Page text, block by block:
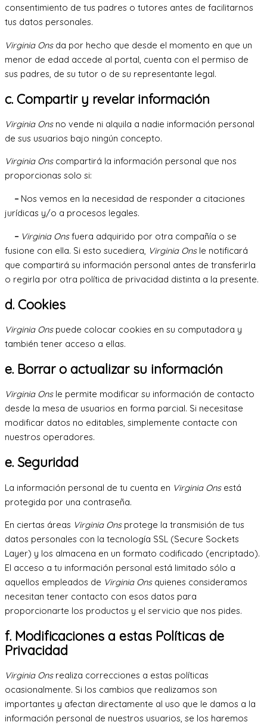
consentimiento de tus padres o tutores antes de facilitarnos
tus datos personales.
Virginia Onsda por hecho que desde el momento en que un
menor de edad accede al portal, cuenta con el permiso de
sus padres, de su tutor o de su representante legal.
c. Compartir y revelar información
Virginia Onsno vende ni alquila a nadie información personal
de sus usuarios bajo ningún concepto.
Virginia Onscompartirá la información personal que nos
proporcionas solo si:
– Nos vemos en la necesidad de responder a citaciones
jurídicas y/o a procesos legales.
– Virginia Onsfuera adquirido por otra compañía o se
fusione con ella. Si esto sucediera, Virginia Onsle notificará
que compartirá su información personal antes de transferirla
o regirla por otra política de privacidad distinta a la presente.
d. Cookies
Virginia Onspuede colocar cookies en su computadora y
también tener acceso a ellas.
e. Borrar o actualizar su información
Virginia Onsle permite modificar su información de contacto
desde la mesa de usuarios en forma parcial. Si necesitase
modificar datos no editables, simplemente contacte con
nuestros operadores.
e. Seguridad
La información personal de tu cuenta en Virginia Onsestá
protegida por una contraseña.
En ciertas áreas Virginia Onsprotege la transmisión de tus
datos personales con la tecnología SSL (Secure Sockets
Layer) y los almacena en un formato codificado (encriptado).
El acceso a tu información personal está limitado sólo a
aquellos empleados de Virginia Onsquienes consideramos
necesitan tener contacto con esos datos para
proporcionarte los productos y el servicio que nos pides.
f. Modificaciones a estas Políticas de
Privacidad
Virginia Onsrealiza correcciones a estas políticas
ocasionalmente. Si los cambios que realizamos son
importantes y afectan directamente al uso que le damos a la
información personal de nuestros usuarios, se los haremos